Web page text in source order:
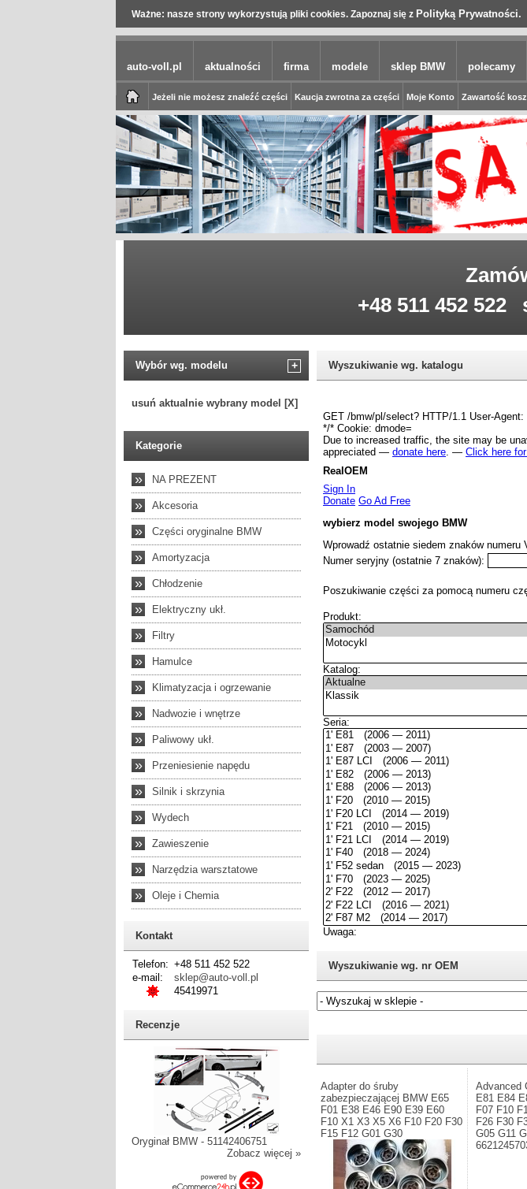
Ważne: nasze strony wykorzystują pliki cookies. Zapoznaj się z Polityką Prywatności.
auto-voll.pl aktualności firma modele sklep BMW polecamy
Jeżeli nie możesz znaleźć części Kaucja zwrotna za części Moje Konto Zawartość
+48 511 452 522
Wybór wg. modelu +
usuń aktualnie wybrany model [X]
Kategorie
» NA PREZENT
» Akcesoria
» Części oryginalne BMW
» Amortyzacja
» Chłodzenie
» Elektryczny ukł.
» Filtry
» Hamulce
» Klimatyzacja i ogrzewanie
» Nadwozie i wnętrze
» Paliwowy ukł.
» Przeniesienie napędu
» Silnik i skrzynia
» Wydech
» Zawieszenie
» Narzędzia warsztatowe
» Oleje i Chemia
Kontakt
Telefon: +48 511 452 522
e-mail:
sklep@auto-voll.pl
45419971
Recenzje
Oryginał BMW - 51142406751
Zobacz więcej »
Wyszukiwanie wg. katalogu
Wyszukiwanie wg. nr OEM
Adapter do śruby
zabezpieczającej BMW E65
F01 E38 E46 E90 E39 E60
F10 X1 X3 X5 X6 F10 F20 F30
F15 F12 G01 G30
Advanced
E81 E84
F07 F10
F26 F30
G05 G11